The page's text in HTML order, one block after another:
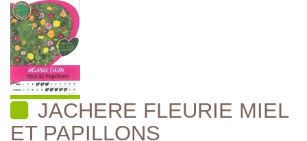
JACHERE FLEURIE MIEL
ET PAPILLONS